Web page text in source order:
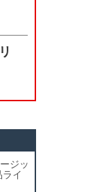
ジッ
イ